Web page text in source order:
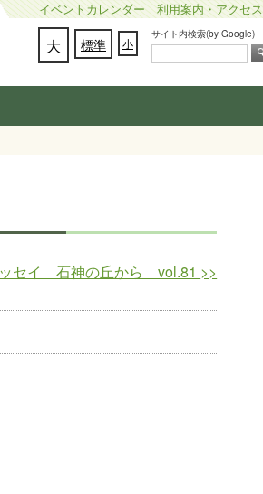
イベントカレンダー｜利用案内・アクセス
サイト内検索(by Google)
大 標準 小
セイ 石神の丘から vol.81 >>